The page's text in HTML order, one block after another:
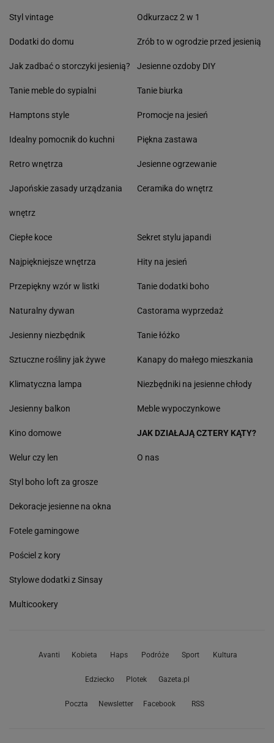
Styl vintage
Dodatki do domu
Jak zadbać o storczyki jesienią?
Tanie meble do sypialni
Hamptons style
Idealny pomocnik do kuchni
Retro wnętrza
Japońskie zasady urządzania
wnętrz
Odkurzacz 2 w 1
Zrób to w ogrodzie przed jesienią
Jesienne ozdoby DIY
Tanie biurka
Promocje na jesień
Piękna zastawa
Jesienne ogrzewanie
Ceramika do wnętrz
Ciepłe koce
Najpiękniejsze wnętrza
Przepiękny wzór w listki
Naturalny dywan
Jesienny niezbędnik
Sztuczne rośliny jak żywe
Klimatyczna lampa
Jesienny balkon
Sekret stylu japandi
Hity na jesień
Tanie dodatki boho
Castorama wyprzedaż
Tanie łóżko
Kanapy do małego mieszkania
Niezbędniki na jesienne chłody
Meble wypoczynkowe
Kino domowe
Welur czy len
Styl boho loft za grosze
Dekoracje jesienne na okna
Fotele gamingowe
Pościel z kory
Stylowe dodatki z Sinsay
Multicookery
JAK DZIAŁAJĄ CZTERY KĄTY?
O nas
Avanti Kobieta Haps Podróże Sport Kultura
Edziecko Plotek Gazeta.pl
Poczta Newsletter Facebook RSS